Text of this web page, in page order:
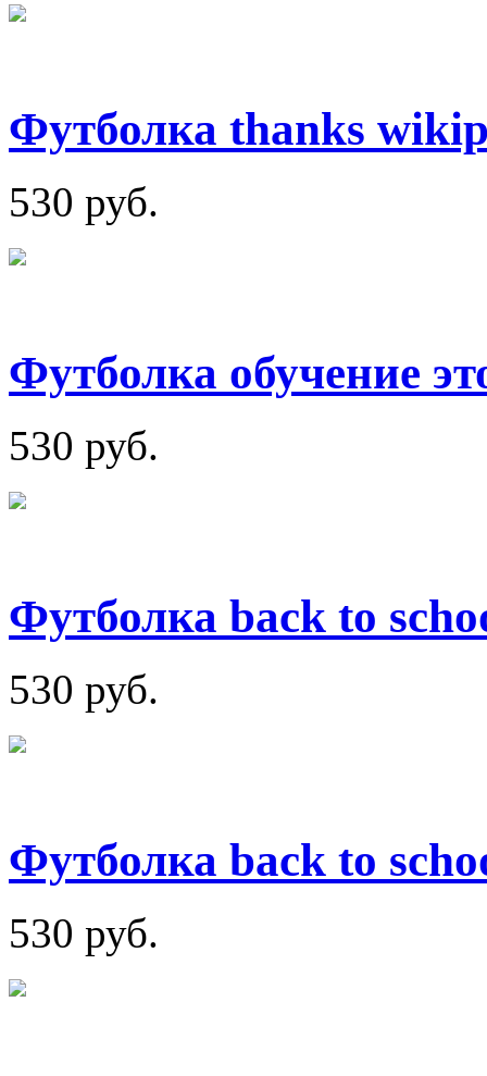
Футболка thanks
530 руб.
Футболка обучение
530 руб.
Футболка back to
530 руб.
Футболка back to
530 руб.